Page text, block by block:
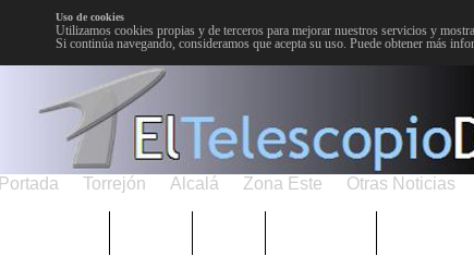
Uso de cookies
Utilizamos cookies propias y de terceros para mejorar nuestros servicios y
Si continúa navegando, consideramos que acepta su uso. Puede obtener más
Portada Torrejón Alcalá Zona Este Otras Noticias